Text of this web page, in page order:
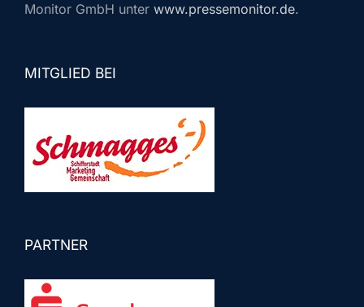
Monitor GmbH unter www.pressemonitor.de.
MITGLIED BEI
PARTNER